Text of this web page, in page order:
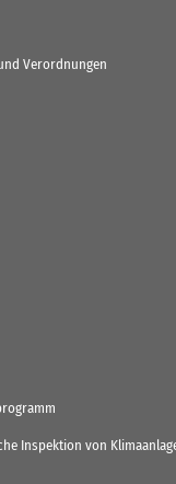
Verordnungen
Inspektion von